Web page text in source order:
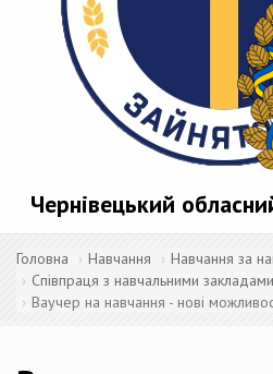
Чернівецький
Головна Навчання
Навчання за
Співпраця з навчальними
Ваучер на навчання - нові